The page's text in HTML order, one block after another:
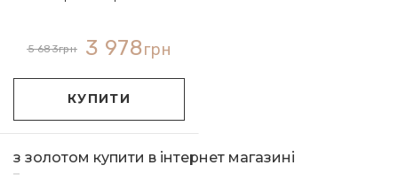
з золотом купити в інтернет магазині
5 683грн 3 978грн
КУПИТИ